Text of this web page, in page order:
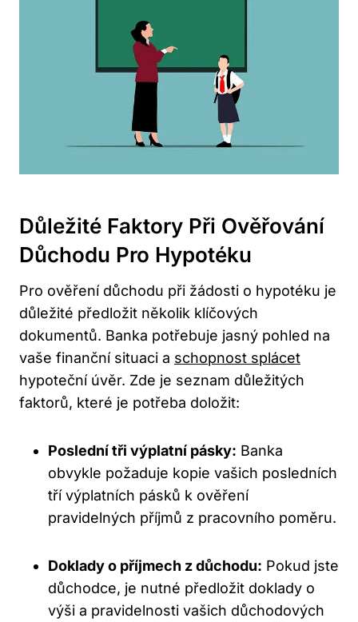
Důležité Faktory Při Ověřování
Důchodu Pro Hypotéku
Pro ověření důchodu při žádosti o hypotéku je
důležité předložit několik klíčových
dokumentů. Banka potřebuje jasný pohled na
vaše finanční situaci a schopnost splácet
hypoteční úvěr. Zde je seznam důležitých
faktorů, které je potřeba doložit:
Poslední tři výplatní pásky: Banka
obvykle požaduje kopie vašich posledních
tří výplatních pásků k ověření
pravidelných příjmů z pracovního poměru.
Doklady o příjmech z důchodu: Pokud jste
důchodce, je nutné předložit doklady o
výši a pravidelnosti vašich důchodových